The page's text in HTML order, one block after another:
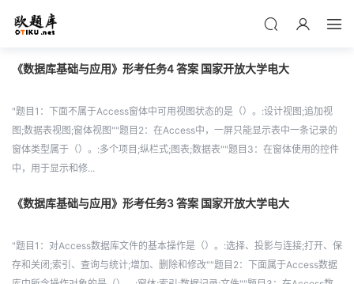
《数据库基础与应用》形考任务4 答案 国家开放大学电大
"题目1：下面不属于Access窗体中可用视图状态的是（）。:设计视图;追加视
图;数据表视图;窗体视图""题目2：在Access中，一屏只能显示表中一条记录的
窗体类型属于（）。:多个项目;纵栏式;图表;数据表""题目3：在窗体使用的控件
中，用于显示和修...
《数据库基础与应用》形考任务3 答案 国家开放大学电大
"题目1：对Access数据库文件的基本操作是（）。:选择、投影与连接;打开、保
存和关闭;索引、查询与统计;增加、删除和修改""题目2：下面属于Access数据